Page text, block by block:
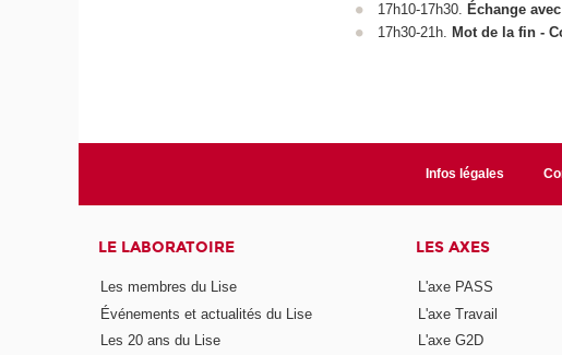
17h10-17h30. Échange
17h30-21h. Mot de la fin -
Infos légales
LE LABORATOIRE
Les membres du Lise
Événements et actualités du Lise
Les 20 ans du Lise
LES AXES
L'axe PASS
L'axe Travail
L'axe G2D